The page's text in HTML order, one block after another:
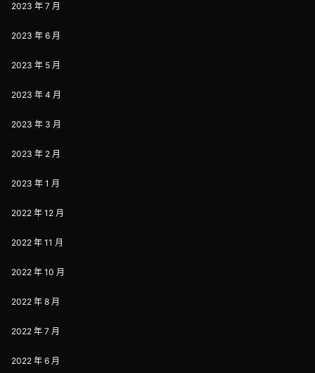
2023 年 7 月
2023 年 6 月
2023 年 5 月
2023 年 4 月
2023 年 3 月
2023 年 2 月
2023 年 1 月
2022 年 12 月
2022 年 11 月
2022 年 10 月
2022 年 8 月
2022 年 7 月
2022 年 6 月